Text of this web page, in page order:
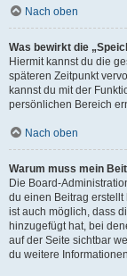
Nach oben
Was bewirkt die
Hiermit kannst du die
späteren Zeitpunkt
kannst du mit der
persönlichen Bereich
Nach oben
Warum muss mein
Die Board-
du einen Beitrag erstellt
ist auch möglich, dass
hinzugefügt hat, bei
auf der Seite sichtbar
du weitere